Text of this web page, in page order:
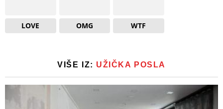
LOVE OMG WTF
VIŠE IZ: UŽIČKA POSLA